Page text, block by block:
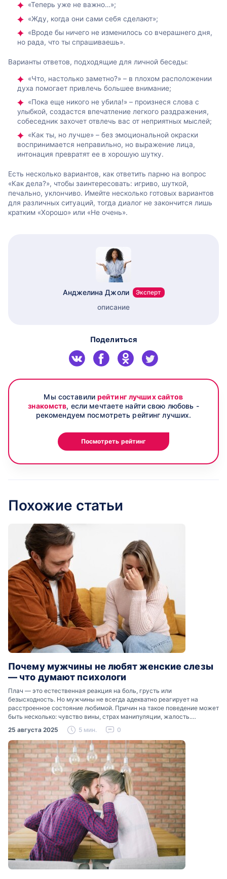
«Теперь уже не важно…»;
«Жду, когда они сами себя сделают»;
«Вроде бы ничего не изменилось со вчерашнего дня,
но рада, что ты спрашиваешь».
Варианты ответов, подходящие для личной беседы:
«Что, настолько заметно?» – в плохом расположении
духа помогает привлечь большее внимание;
«Пока еще никого не убила!» – произнеся слова с
улыбкой, создастся впечатление легкого раздражения,
собеседник захочет отвлечь вас от неприятных мыслей;
«Как ты, но лучше» – без эмоциональной окраски
воспринимается неправильно, но выражение лица,
интонация превратят ее в хорошую шутку.
Есть несколько вариантов, как ответить парню на вопрос
«Как дела?», чтобы заинтересовать: игриво, шуткой,
печально, уклончиво. Имейте несколько готовых вариантов
для различных ситуаций, тогда диалог не закончится лишь
кратким «Хорошо» или «Не очень».
Анджелина Джоли Эксперт
описание
Поделиться
Мы составилирейтинг лучших сайтов
знакомств, если мечтаете найти свою любовь -
рекомендуем посмотреть рейтинг лучших.
Посмотреть рейтинг
Похожие статьи
Почему мужчины не любят женские слезы
— что думают психологи
Плач — это естественная реакция на боль, грусть или
безысходность. Но мужчины не всегда адекватно реагирует на
расстроенное состояние любимой. Причин на такое поведение может
быть несколько: чувство вины, страх манипуляции, жалость.
Разобраться, почему мужчины боятся женских слез, помогут советы
психологов…
25 августа 2025 5 мин. 0